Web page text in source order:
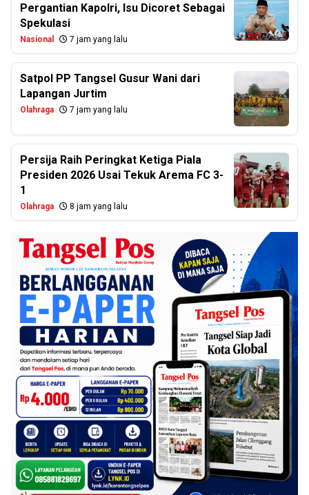
Pergantian Kapolri, Isu Dicoret Sebagai
Spekulasi
Nasional 7 jam yang lalu
Satpol PP Tangsel Gusur Wani dari
Lapangan Jurtim
Olahraga 7 jam yang lalu
Persija Raih Peringkat Ketiga Piala
Presiden 2026 Usai Tekuk Arema FC 3-
1
Olahraga 8 jam yang lalu